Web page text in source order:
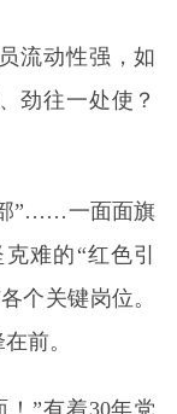
流动性强，如
劲往一处使？
部”……一面面旗
难的“红色引
个关键岗位。
前。